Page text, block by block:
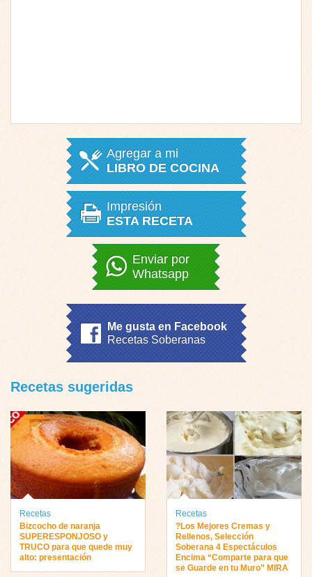
Agregar a mi
LIBRO DE COCINA
Impresión
ESTA RECETA
Enviar por
Whatsapp
Me gusta en Facebook
Recetas Soberanas
Recetas sugeridas
Recetas
Bizcocho de naranja
SUPERESPONJOSO y
TRUCO para que quede muy
alto: presentación
Recetas
?Los Mejores Cremas y
Rellenos, Selección
Soberana 4 Espectáculos
Encima “Comparte para que
se Guarde en tu Muro” MIRA